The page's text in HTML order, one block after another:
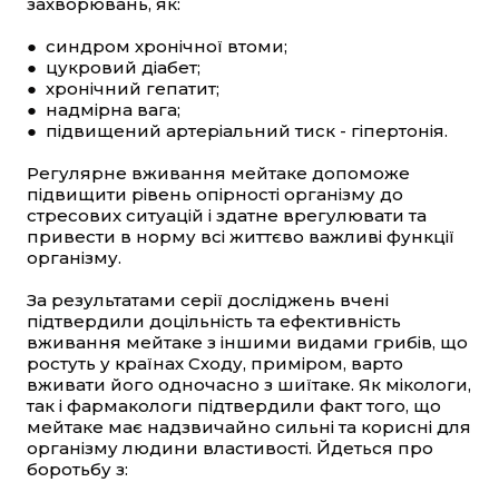
● синдром хронічної втоми;
● цукровий діабет;
● хронічний гепатит;
● надмірна вага;
● підвищений артеріальний тиск - гіпертонія.
Регулярне вживання мейтаке допоможе
підвищити рівень опірності організму до
стресових ситуацій і здатне врегулювати та
привести в норму всі життєво важливі функції
організму.
За результатами серії досліджень вчені
підтвердили доцільність та ефективність
вживання мейтаке з іншими видами грибів, що
ростуть у країнах Сходу, приміром, варто
вживати його одночасно з шиїтаке. Як мікологи,
так і фармакологи підтвердили факт того, що
мейтаке має надзвичайно сильні та корисні для
організму людини властивості. Йдеться про
боротьбу з: